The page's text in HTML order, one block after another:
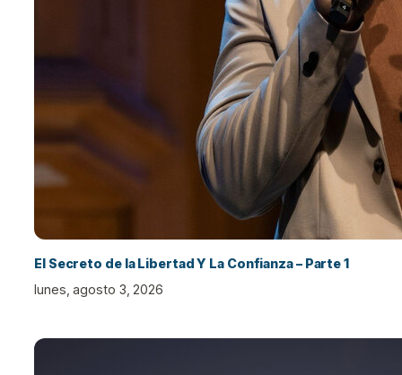
El Secreto de la Libertad Y La Confianza – Parte 1
lunes, agosto 3, 2026